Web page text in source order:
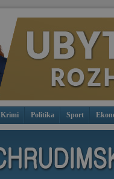
Krimi Politika Sport